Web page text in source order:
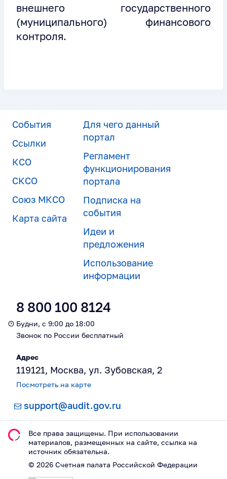
внешнего государственного
(муниципального) финансового
контроля.
События
Ссылки
КСО
СКСО
Союз МКСО
Карта сайта
Для чего данный
портал
Регламент
функционирования
портала
Подписка на
события
Идеи и
предложения
Использование
информации
8 800 100 8124
Будни, с 9:00 до 18:00
Звонок по России бесплатный
Адрес
119121, Москва, ул. Зубовская, 2
Посмотреть на карте
support@audit.gov.ru
Все права защищены. При использовании
материалов, размещeнных на сайте, ссылка на
источник обязательна.
© 2026 Счетная палата Российской Федерации